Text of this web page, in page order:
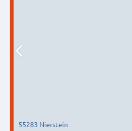
55283 Nierstein